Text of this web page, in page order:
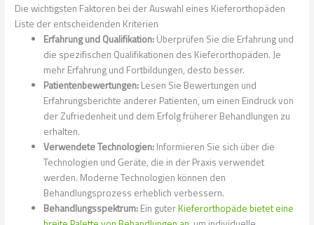
Die wichtigsten Faktoren bei der Auswahl eines Kieferorthopäden
Liste der entscheidenden Kriterien
Erfahrung und Qualifikation: Überprüfen Sie die Erfahrung und
die spezifischen Qualifikationen des Kieferorthopäden. Je
mehr Erfahrung und Fortbildungen, desto besser.
Patientenbewertungen: Lesen Sie Bewertungen und
Erfahrungsberichte anderer Patienten, um einen Eindruck von
der Zufriedenheit und dem Erfolg früherer Behandlungen zu
erhalten.
Verwendete Technologien: Informieren Sie sich über die
Technologien und Geräte, die in der Praxis verwendet
werden. Moderne Technologien können den
Behandlungsprozess erheblich verbessern.
Behandlungsspektrum: Ein guterKieferorthopäde bietet eine